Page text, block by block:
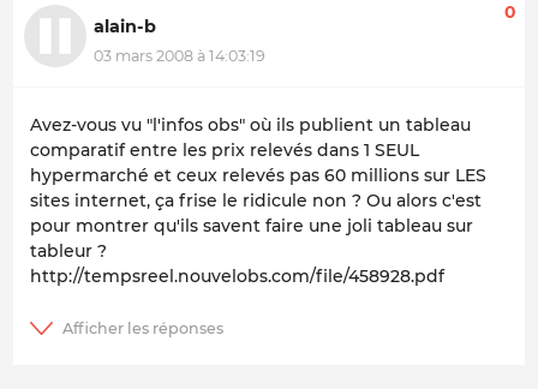
alain-b
03 mars 2008 à 14:03:19
0
Avez-vous vu "l'infos obs" où ils publient un tableau
comparatif entre les prix relevés dans 1 SEUL
hypermarché et ceux relevés pas 60 millions sur LES
sites internet, ça frise le ridicule non ? Ou alors c'est
pour montrer qu'ils savent faire une joli tableau sur
tableur ?
http://tempsreel.nouvelobs.com/file/458928.pdf